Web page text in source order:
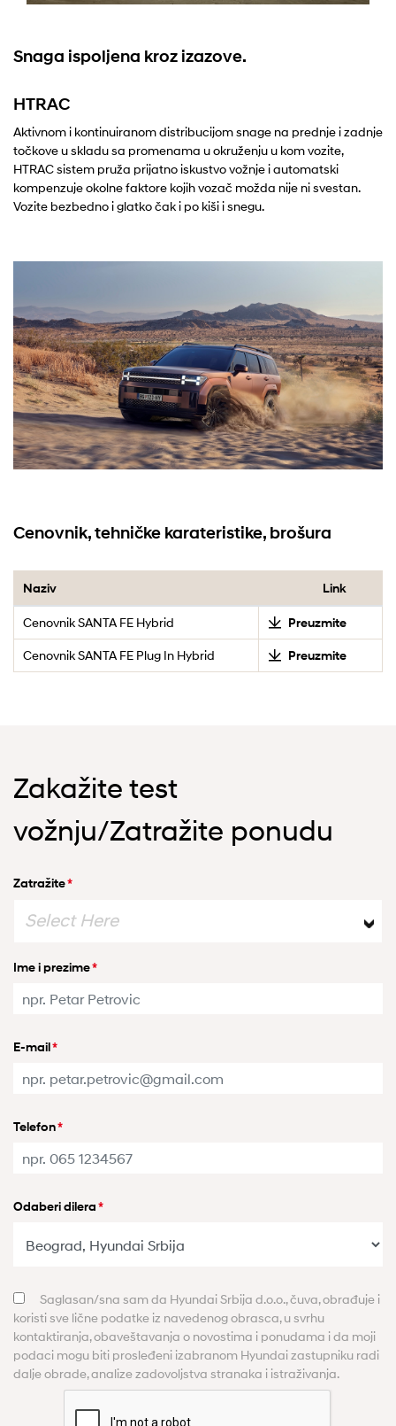
Snaga ispoljena kroz izazove.
HTRAC
Aktivnom i kontinuiranom distribucijom snage na prednje i zadnje
točkove u skladu sa promenama u okruženju u kom vozite,
HTRAC sistem pruža prijatno iskustvo vožnje i automatski
kompenzuje okolne faktore kojih vozač možda nije ni svestan.
Vozite bezbedno i glatko čak i po kiši i snegu.
Cenovnik, tehničke karateristike, brošura
Naziv Link
Cenovnik SANTA FE Hybrid Preuzmite
Cenovnik SANTA FE Plug In Hybrid Preuzmite
Zakažite test
vožnju/Zatražite ponudu
Zatražite*
Select Here
Ime i prezime*
E-mail*
Telefon*
Odaberi dilera*
Saglasan/sna sam da Hyundai Srbija d.o.o., čuva, obrađuje i
koristi sve lične podatke iz navedenog obrasca, u svrhu
kontaktiranja, obaveštavanja o novostima i ponudama i da moji
podaci mogu biti prosleđeni izabranom Hyundai zastupniku radi
dalje obrade, analize zadovoljstva stranaka i istraživanja.